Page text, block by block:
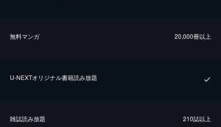
無料マンガ 20,000冊以上
U-NEXTオリジナル書籍読み放題
雑誌読み放題 210誌以上